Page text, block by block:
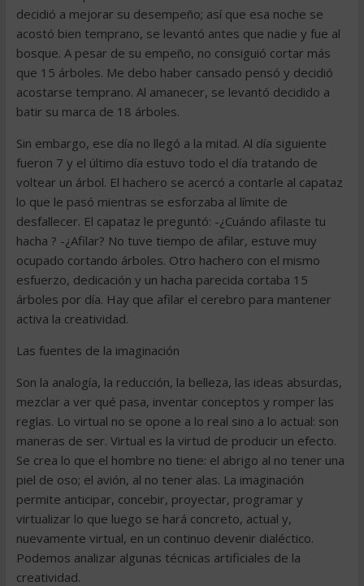
decidió a mejorar su desempeño; así que esa noche se
acostó bien temprano, se levantó antes que nadie y fue al
bosque. A pesar de su empeño, no consiguió cortar más
que 15 árboles. Me debo haber cansado pensó y decidió
acostarse temprano. Al amanecer, se levantó decidido a
batir su marca de 18 árboles.
Sin embargo, ese día no llegó a la mitad. Al día siguiente
fueron 7 y el último día estuvo todo el día tratando de
voltear un árbol. El hachero se acercó a contarle al capataz
lo que le pasó mientras se esforzaba al límite de
desfallecer. El capataz le preguntó: -¿Cuándo afilaste tu
hacha ? -¿Afilar? No tuve tiempo de afilar, estuve muy
ocupado cortando árboles. Otro hachero con el mismo
esfuerzo, dedicación y un hacha parecida cortaba 15
árboles por día. Hay que afilar el cerebro para mantener
activa la creatividad.
Las fuentes de la imaginación
Son la analogía, la reducción, la belleza, las ideas absurdas,
mezclar a ver qué pasa, inventar conceptos y romper las
reglas. Lo virtual no se opone a lo real sino a lo actual: son
maneras de ser. Virtual es la virtud de producir un efecto.
Se crea lo que el hombre no tiene: el abrigo al no tener una
piel de oso; el avión, al no tener alas. La imaginación
permite anticipar, concebir, proyectar, programar y
virtualizar lo que luego se hará concreto, actual y,
nuevamente virtual, en un continuo devenir dialéctico.
Podemos analizar algunas técnicas artificiales de la
creatividad.